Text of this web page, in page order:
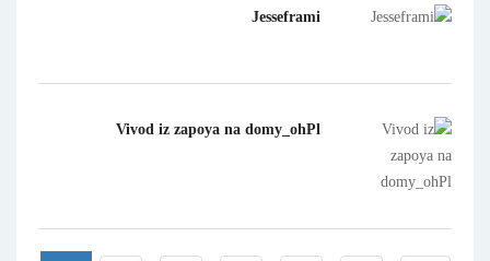
Jesseframi
Vivod iz zapoya na domy_ohPl